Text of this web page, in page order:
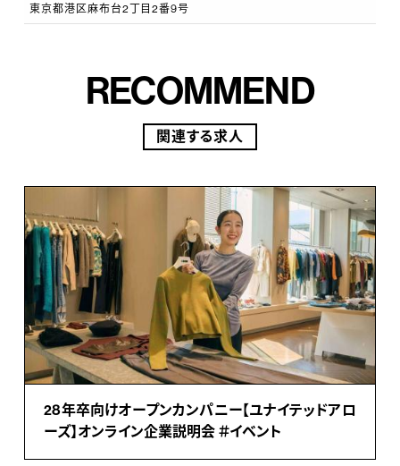
東京都港区麻布台2丁目2番9号
RECOMMEND
関連する求人
28年卒向けオープンカンパニー【ユナイテッドアロ
ーズ】オンライン企業説明会 ＃イベント